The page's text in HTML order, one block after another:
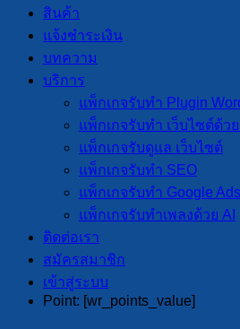
สินค้า
แจ้งชำระเงิน
บทความ
บริการ
แพ็กเกจรับทำ Plugin
แพ็กเกจรับทำ เว็บไซต์ด้ว
แพ็กเกจรับดูแล เว็บไซต์
แพ็กเกจรับทำ SEO
แพ็กเกจรับทำ Google Ads
แพ็กเกจรับทำเพลงด้วย AI
ติดต่อเรา
สมัครสมาชิก
เข้าสู่ระบบ
Point: [wr_points_value]